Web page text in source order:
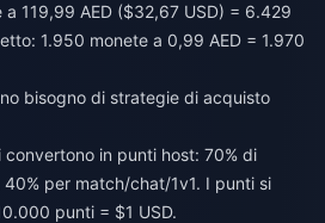
119,99 AED ($32,67 USD) = 6.429
1.950 monete a 0,99 AED = 1.970
bisogno di strategie di acquisto
in punti host: 70% di
per match/chat/1v1. I punti si
punti = $1 USD.